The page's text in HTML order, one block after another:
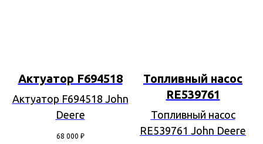
Актуатор F694518
Актуатор F694518 John
Deere
68 000 ₽
Топливный насос
RE539761
Топливный насос
RE539761 John Deere